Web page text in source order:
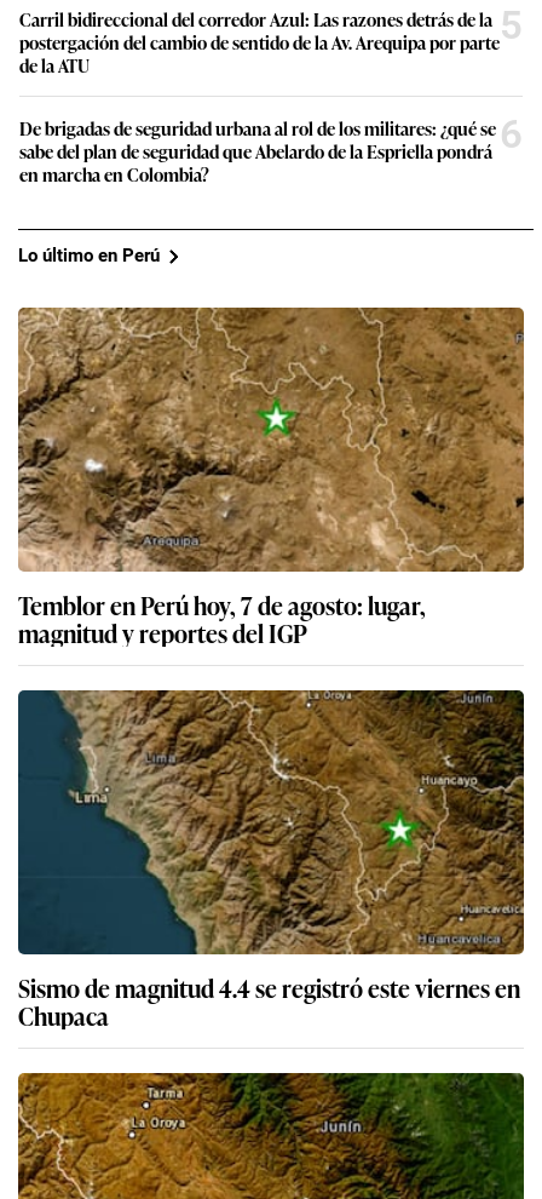
Carril bidireccional del corredor Azul: Las razones detrás de la
postergación del cambio de sentido de la Av. Arequipa por parte
de la ATU
5
De brigadas de seguridad urbana al rol de los militares: ¿qué se
sabe del plan de seguridad que Abelardo de la Espriella pondrá
en marcha en Colombia?
6
Lo último en Perú
Temblor en Perú hoy, 7 de agosto: lugar,
magnitud y reportes del IGP
Sismo de magnitud 4.4 se registró este viernes en
Chupaca